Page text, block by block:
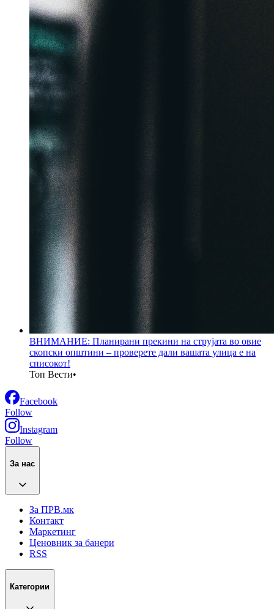
ВНИМАНИЕ: Планирани прекини на струјата во овие
скопски општини – проверете дали вашата улица е на
списокот!
Топ Вести•
Facebook
Follow
Instagram
Follow
За нас
За ПРВ.мк
Контакт
Маркетинг
Ценовник за банери
RSS
Категории